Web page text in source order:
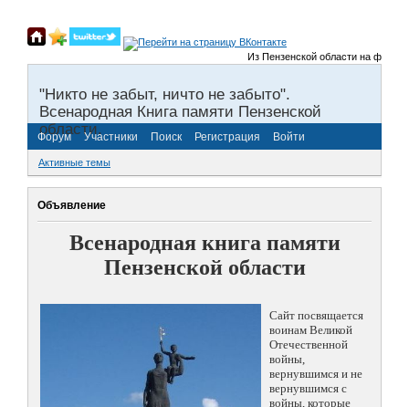
Из Пензенской области на
"Никто не забыт, ничто не забыто".
Всенародная Книга памяти Пензенской
области.
Форум Участники Поиск Регистрация Войти
Активные темы
Объявление
Всенародная книга памяти
Пензенской области
Сайт посвящается
воинам Великой
Отечественной
войны,
вернувшимся и не
вернувшимся с
войны, которые